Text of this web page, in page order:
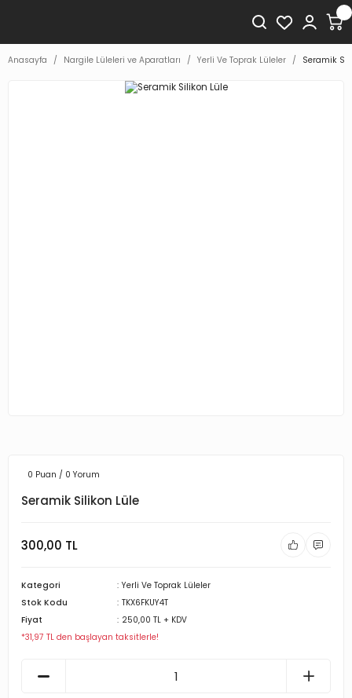
Anasayfa Nargile Lüleleri ve Aparatları Yerli Ve Toprak Lüleler Seramik
0 Puan / 0 Yorum
Seramik Silikon Lüle
300,00 TL
Kategori
Yerli Ve Toprak Lüleler
Stok Kodu
TKX6FKUY4T
Fiyat
250,00 TL + KDV
*31,97 TL den başlayan taksitlerle!